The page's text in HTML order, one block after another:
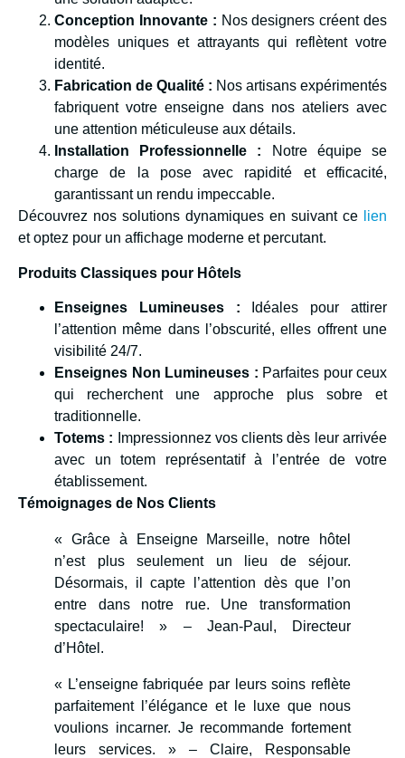
Conception Innovante : Nos designers créent des
modèles uniques et attrayants qui reflètent votre
identité.
Fabrication de Qualité : Nos artisans expérimentés
fabriquent votre enseigne dans nos ateliers avec
une attention méticuleuse aux détails.
Installation Professionnelle : Notre équipe se
charge de la pose avec rapidité et efficacité,
garantissant un rendu impeccable.
Découvrez nos solutions dynamiques en suivant ce
lien
et optez pour un affichage moderne et percutant.
Produits Classiques pour Hôtels
Enseignes Lumineuses : Idéales pour attirer
l’attention même dans l’obscurité, elles offrent une
visibilité 24/7.
Enseignes Non Lumineuses : Parfaites pour ceux
qui recherchent une approche plus sobre et
traditionnelle.
Totems : Impressionnez vos clients dès leur arrivée
avec un totem représentatif à l’entrée de votre
établissement.
Témoignages de Nos Clients
« Grâce à Enseigne Marseille, notre hôtel
n’est plus seulement un lieu de séjour.
Désormais, il capte l’attention dès que l’on
entre dans notre rue. Une transformation
spectaculaire! » – Jean-Paul, Directeur
d’Hôtel.
« L’enseigne fabriquée par leurs soins reflète
parfaitement l’élégance et le luxe que nous
voulions incarner. Je recommande fortement
leurs services. » – Claire, Responsable